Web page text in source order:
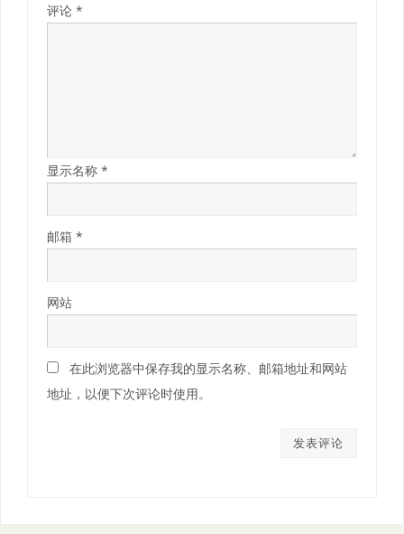
评论*
显示名称*
邮箱*
网站
在此浏览器中保存我的显示名称、邮箱地址和网站
地址，以便下次评论时使用。